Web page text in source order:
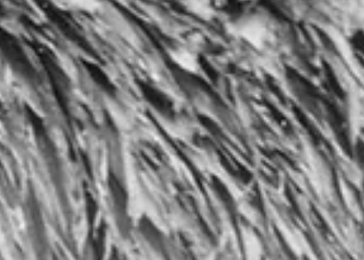
✔️ All-inclusive packages (meals, gear, Guna fees) Top 2024 Picks:
Lagoon 50 (Luxury groups) Leopard 45 (Adventure seekers) Bali
(Romantic getaways) Why us? 10+ years expertise in San Blas
with 24/7 support. Book your dr